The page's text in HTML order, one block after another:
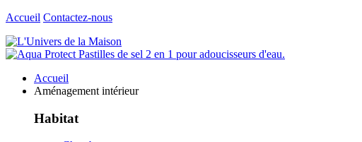
Accueil Contactez-nous
Accueil
Aménagement intérieur
Habitat